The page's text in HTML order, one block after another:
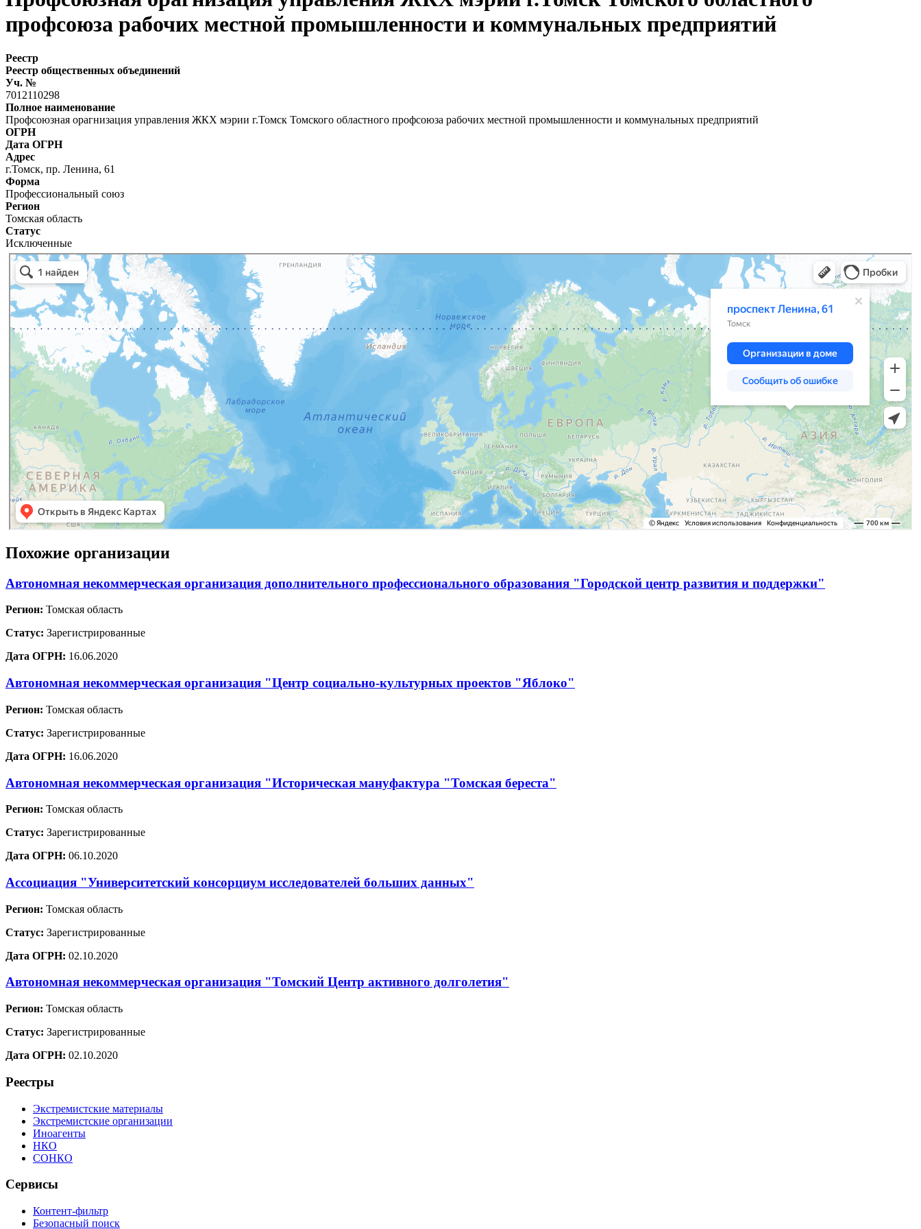
профсоюза рабочих местной промышленности и коммунальных предприятий
Реестр
Реестр общественных объединений
Уч. №
7012110298
Полное наименование
Профсоюзная орагнизация управления ЖКХ мэрии г.Томск Томского областного профсоюза рабочих местной промышленности и коммунальных предприятий
ОГРН
Дата ОГРН
Адрес
г.Томск, пр. Ленина, 61
Форма
Профессиональный союз
Регион
Томская область
Статус
Исключенные
Похожие организации
Автономная некоммерческая организация дополнительного профессионального образования "Городской центр развития и поддержки"
Регион: Томская область
Статус: Зарегистрированные
Дата ОГРН: 16.06.2020
Автономная некоммерческая организация "Центр социально-культурных проектов "Яблоко"
Регион: Томская область
Статус: Зарегистрированные
Дата ОГРН: 16.06.2020
Автономная некоммерческая организация "Историческая мануфактура "Томская береста"
Регион: Томская область
Статус: Зарегистрированные
Дата ОГРН: 06.10.2020
Ассоциация "Университетский консорциум исследователей больших данных"
Регион: Томская область
Статус: Зарегистрированные
Дата ОГРН: 02.10.2020
Автономная некоммерческая организация "Томский Центр активного долголетия"
Регион: Томская область
Статус: Зарегистрированные
Дата ОГРН: 02.10.2020
Реестры
Экстремистские материалы
Экстремистские организации
Иноагенты
НКО
СОНКО
Сервисы
Контент-фильтр
Безопасный поиск